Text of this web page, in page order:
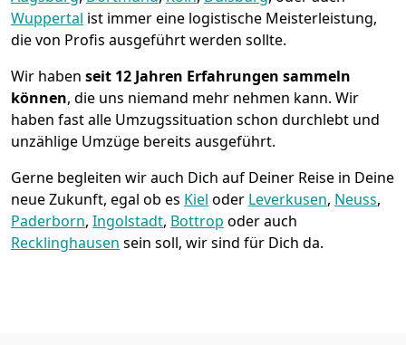
Wuppertal ist immer eine logistische Meisterleistung,
die von Profis ausgeführt werden sollte.
Wir haben seit 12 Jahren Erfahrungen sammeln
können, die uns niemand mehr nehmen kann. Wir
haben fast alle Umzugssituation schon durchlebt und
unzählige Umzüge bereits ausgeführt.
Gerne begleiten wir auch Dich auf Deiner Reise in Deine
neue Zukunft, egal ob es Kiel oder Leverkusen, Neuss,
Paderborn, Ingolstadt, Bottrop oder auch
Recklinghausen sein soll, wir sind für Dich da.